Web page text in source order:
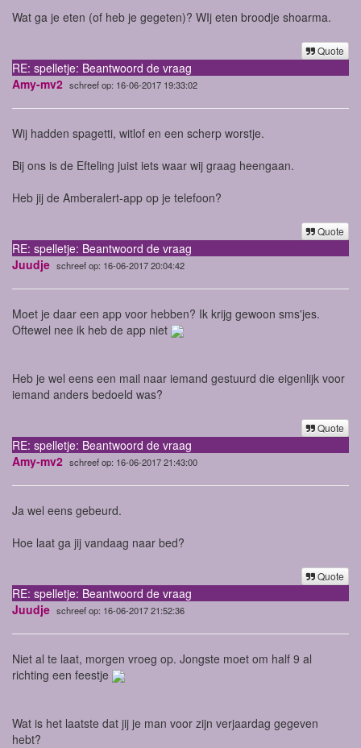
Wat ga je eten (of heb je gegeten)? WIj eten broodje shoarma.
Quote
RE: spelletje: Beantwoord de vraag
Amy-mv2 schreef op: 16-06-2017 19:33:02
Wij hadden spagetti, witlof en een scherp worstje.
Bij ons is de Efteling juist iets waar wij graag heengaan.
Heb jij de Amberalert-app op je telefoon?
Quote
RE: spelletje: Beantwoord de vraag
Juudje schreef op: 16-06-2017 20:04:42
Moet je daar een app voor hebben? Ik krijg gewoon sms'jes.
Oftewel nee ik heb de app niet
Heb je wel eens een mail naar iemand gestuurd die eigenlijk voor
iemand anders bedoeld was?
Quote
RE: spelletje: Beantwoord de vraag
Amy-mv2 schreef op: 16-06-2017 21:43:00
Ja wel eens gebeurd.
Hoe laat ga jij vandaag naar bed?
Quote
RE: spelletje: Beantwoord de vraag
Juudje schreef op: 16-06-2017 21:52:36
Niet al te laat, morgen vroeg op. Jongste moet om half 9 al
richting een feestje
Wat is het laatste dat jij je man voor zijn verjaardag gegeven
hebt?